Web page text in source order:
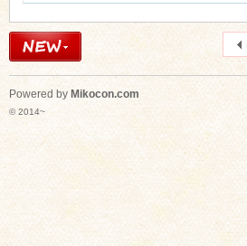
Powered by Mikocon.com
© 2014~